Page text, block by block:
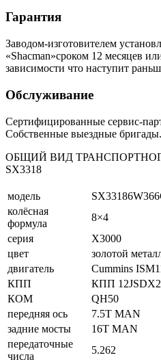
Гарантия
Заводом-изготовителем
«Shacman»сроком 12 месяцев
зависимости что наступит
Обслуживание
Сертифицированные сервис-
Собственные выездные бригады.
ОБЩИЙ ВИД
SX3318
модель
колёсная
формула
8×4
серия
X3000
цвет
золотой
двигатель
Cummins
КПП
КПП
КОМ
QH50
передняя ось
7.5T MAN
задние мосты
16T MAN
передаточные
числа
5.262